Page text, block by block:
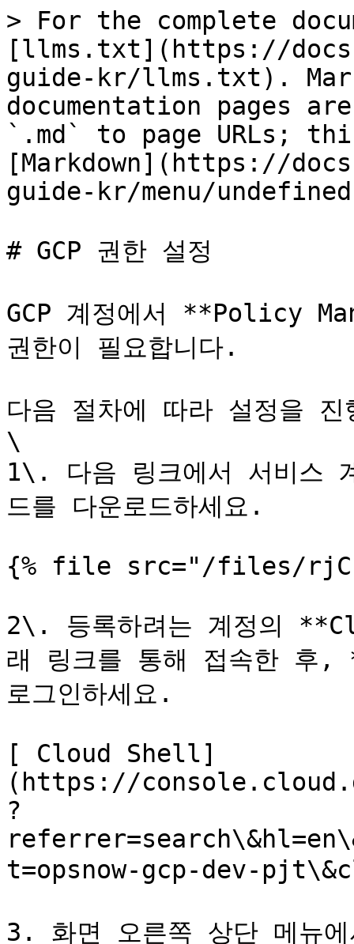
> For the complete
[llms.txt](https://
guide-kr/llms.txt).
documentation pages
`.md` to page URLs;
[Markdown](https://
guide-kr/menu/
# GCP 권한 설정
GCP 계정에서 **Policy
권한이 필요합니다.
다음 절차에 따라 설정을
\
1\. 다음 링크에서 서비스
드를 다운로드하세요.
{% file src="/files/
2\. 등록하려는 계정의
래 링크를 통해 접속한 후,
로그인하세요.
[ Cloud Shell]
(https://
?
t=opsnow-gcp-dev-
3. 화면 오른쪽 상단 메뉴